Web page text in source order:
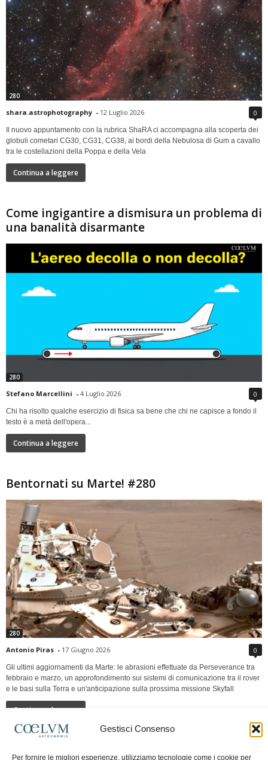
Gestisci Consenso
Per fornire le migliori esperienze, utilizziamo tecnologie come i cookie per
280
shara.astrophotography - 12 Luglio 2026 0
Il nuovo appuntamento con la rubrica ShaRA ci accompagna alla scoperta dei
globuli cometari CG30, CG31, CG38, ai bordi della Nebulosa di Gum a cavallo
tra le costellazioni della Poppa e della Vela
Continua a leggere
Come ingigantire a dismisura un problema di
una banalità disarmante
280
Stefano Marcellini - 4 Luglio 2026 0
Chi ha risolto qualche esercizio di fisica sa bene che chi ne capisce a fondo il
testo è a metà dell'opera...
Continua a leggere
Bentornati su Marte! #280
280
Antonio Piras - 17 Giugno 2026 0
Gli ultimi aggiornamenti da Marte: le abrasioni effettuate da Perseverance tra
febbraio e marzo, un approfondimento sui sistemi di comunicazione tra il rover
e le basi sulla Terra e un'anticipazione sulla prossima missione Skyfall
Continua a leggere